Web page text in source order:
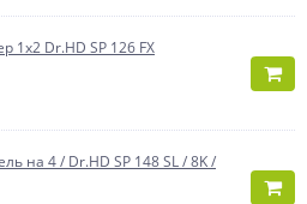
1x2 Dr.HD SP 126 FX
на 4 / Dr.HD SP 148 SL / 8K /